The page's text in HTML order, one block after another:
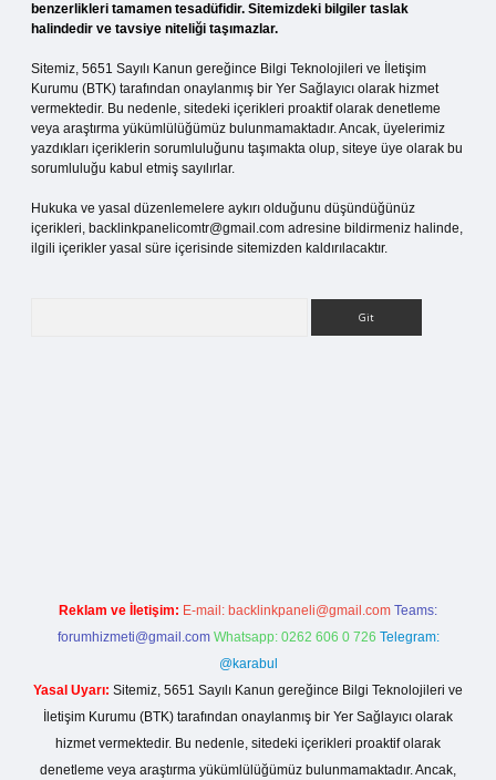
benzerlikleri tamamen tesadüfidir. Sitemizdeki bilgiler taslak
halindedir ve tavsiye niteliği taşımazlar.
Sitemiz, 5651 Sayılı Kanun gereğince Bilgi Teknolojileri ve İletişim
Kurumu (BTK) tarafından onaylanmış bir Yer Sağlayıcı olarak hizmet
vermektedir. Bu nedenle, sitedeki içerikleri proaktif olarak denetleme
veya araştırma yükümlülüğümüz bulunmamaktadır. Ancak, üyelerimiz
yazdıkları içeriklerin sorumluluğunu taşımakta olup, siteye üye olarak bu
sorumluluğu kabul etmiş sayılırlar.
Hukuka ve yasal düzenlemelere aykırı olduğunu düşündüğünüz
içerikleri, backlinkpanelicomtr@gmail.com adresine bildirmeniz halinde,
ilgili içerikler yasal süre içerisinde sitemizden kaldırılacaktır.
Reklam ve İletişim: E-mail: backlinkpaneli@gmail.com Teams:
forumhizmeti@gmail.com Whatsapp: 0262 606 0 726 Telegram:
@karabul
Yasal Uyarı: Sitemiz, 5651 Sayılı Kanun gereğince Bilgi Teknolojileri ve
İletişim Kurumu (BTK) tarafından onaylanmış bir Yer Sağlayıcı olarak
hizmet vermektedir. Bu nedenle, sitedeki içerikleri proaktif olarak
denetleme veya araştırma yükümlülüğümüz bulunmamaktadır. Ancak,